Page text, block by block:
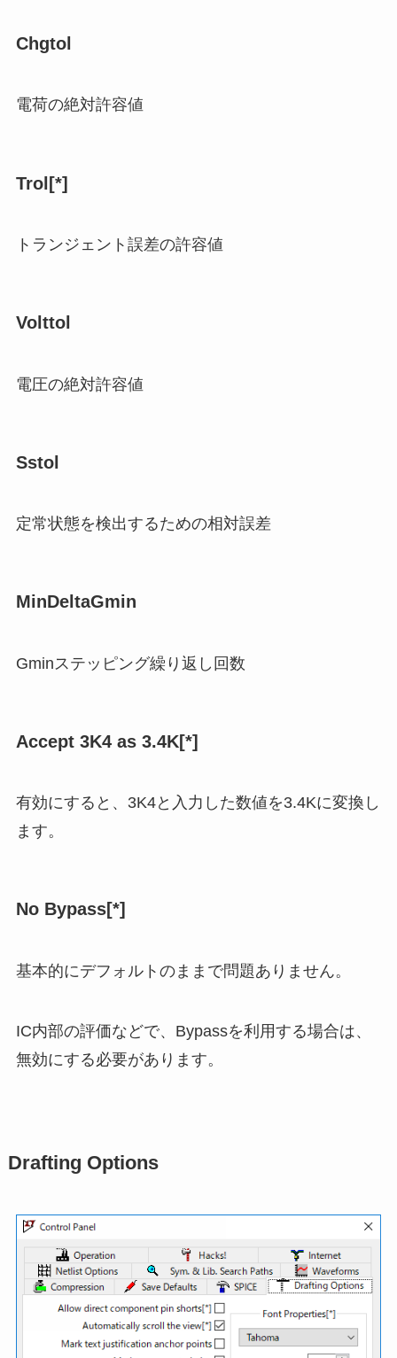
Chgtol
電荷の絶対許容値
Trol[*]
トランジェント誤差の許容値
Volttol
電圧の絶対許容値
Sstol
定常状態を検出するための相対誤差
MinDeltaGmin
Gminステッピング繰り返し回数
Accept 3K4 as 3.4K[*]
有効にすると、3K4と入力した数値を3.4Kに変換し
ます。
No Bypass[*]
基本的にデフォルトのまま で問題ありません。
IC内部の評価などで、Bypassを利用する場合は、
無効にする必要があります。
Drafting Options